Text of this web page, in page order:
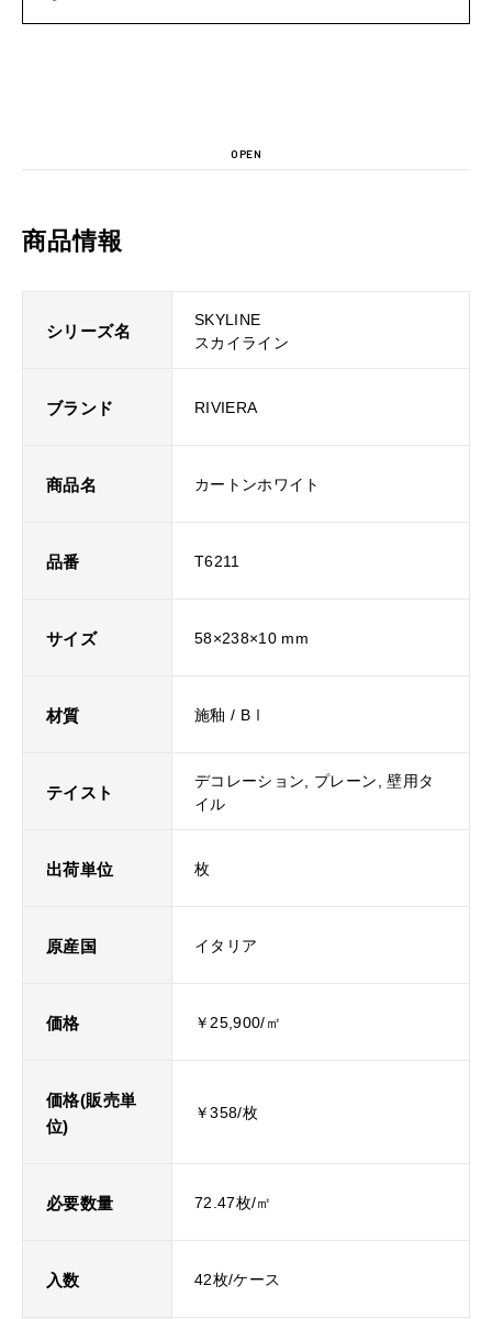
OPEN
商品情報
シリーズ名
SKYLINE
スカイライン
ブランド RIVIERA
商品名 カートンホワイト
品番 T6211
サイズ 58×238×10 mm
材質 施釉 / BⅠ
テイスト
デコレーション, プレーン, 壁用タ
イル
出荷単位 枚
原産国 イタリア
価格 ￥25,900/㎡
価格(販売単
位)
￥358/枚
必要数量 72.47枚/㎡
入数 42枚/ケース